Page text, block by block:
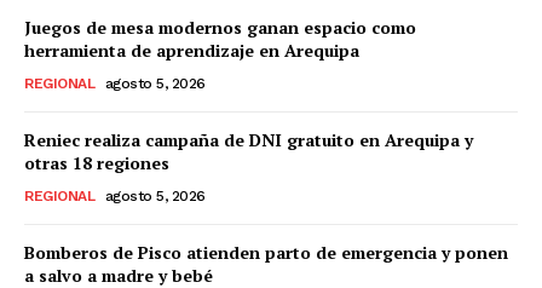
Juegos de mesa modernos ganan espacio como
herramienta de aprendizaje en Arequipa
REGIONAL agosto 5, 2026
Reniec realiza campaña de DNI gratuito en Arequipa y
otras 18 regiones
REGIONAL agosto 5, 2026
Bomberos de Pisco atienden parto de emergencia y ponen
a salvo a madre y bebé